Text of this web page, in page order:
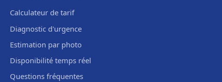
Calculateur de tarif
Diagnostic d'urgence
Estimation par photo
Disponibilité temps réel
Questions fréquentes